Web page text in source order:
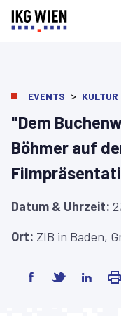
EVENTS > KULTUR
"Dem
Böhmer auf
Datum & Uhrzeit:
Ort: ZIB in Baden,